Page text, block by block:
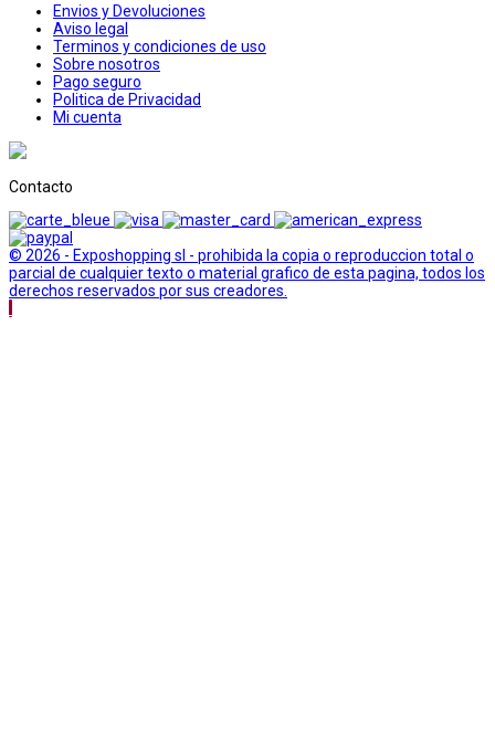
Envios y Devoluciones
Aviso legal
Terminos y condiciones de uso
Sobre nosotros
Pago seguro
Politica de Privacidad
Mi cuenta
Contacto
© 2026 - Exposhopping sl - prohibida la copia o reproduccion total o
parcial de cualquier texto o material grafico de esta pagina, todos los
derechos reservados por sus creadores.